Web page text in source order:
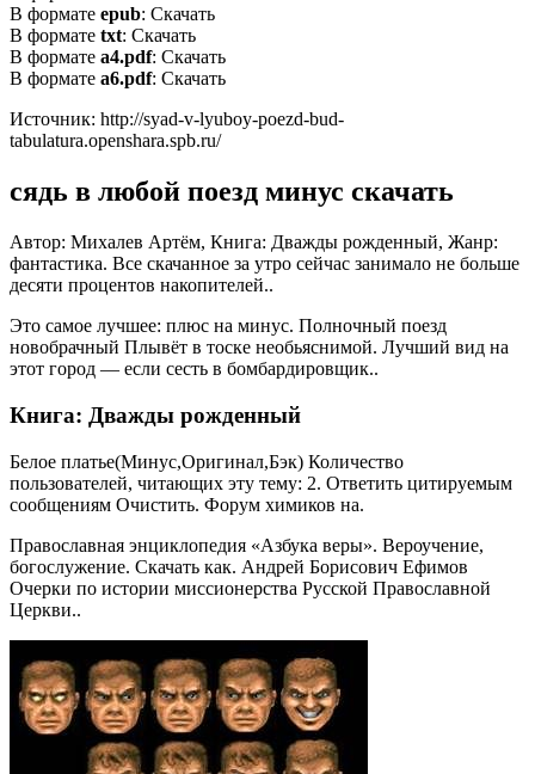
В формате epub: Скачать
В формате txt: Скачать
В формате a4.pdf: Скачать
В формате a6.pdf: Скачать
Источник: http://syad-v-lyuboy-poezd-bud-
tabulatura.openshara.spb.ru/
сядь в любой поезд минус скачать
Автор: Михалев Артём, Книга: Дважды рожденный, Жанр:
фантастика. Все скачанное за утро сейчас занимало не больше
десяти процентов накопителей..
Это самое лучшее: плюс на минус. Полночный поезд
новобрачный Плывёт в тоске необьяснимой. Лучший вид на
этот город — если сесть в бомбардировщик..
Книга: Дважды рожденный
Белое платье(Минус,Оригинал,Бэк) Количество
пользователей, читающих эту тему: 2. Ответить цитируемым
сообщениям Очистить. Форум химиков на.
Православная энциклопедия «Азбука веры». Вероучение,
богослужение. Скачать как. Андрей Борисович Ефимов
Очерки по истории миссионерства Русской Православной
Церкви..